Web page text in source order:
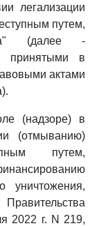
легализации
путем,
(далее -
принятыми в
актами
(надзоре) в
(отмыванию)
путем,
уничтожения,
2022 г. N 219,